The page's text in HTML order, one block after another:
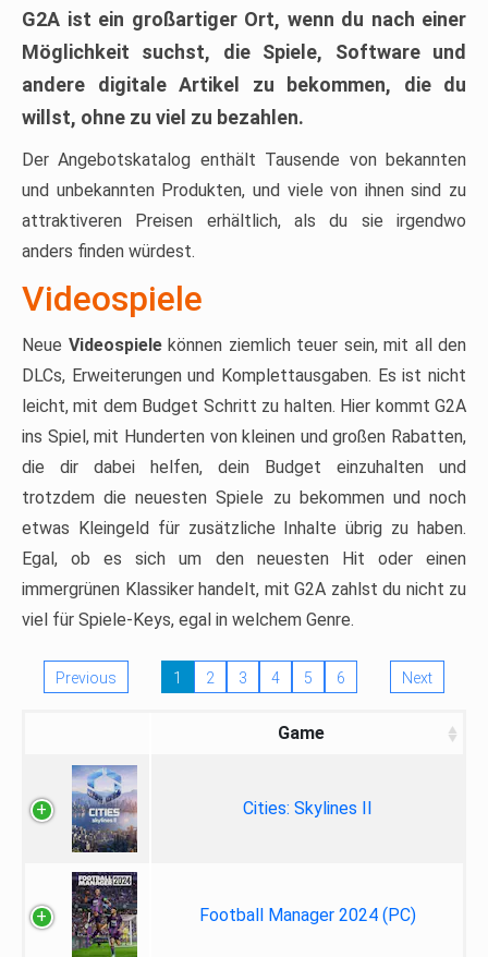
G2A ist ein großartiger Ort, wenn du nach einer
Möglichkeit suchst, die Spiele, Software und
andere digitale Artikel zu bekommen, die du
willst, ohne zu viel zu bezahlen.
Der Angebotskatalog enthält Tausende von bekannten
und unbekannten Produkten, und viele von ihnen sind zu
attraktiveren Preisen erhältlich, als du sie irgendwo
anders finden würdest.
Videospiele
Neue Videospielekönnen ziemlich teuer sein, mit all den
DLCs, Erweiterungen und Komplettausgaben. Es ist nicht
leicht, mit dem Budget Schritt zu halten. Hier kommt G2A
ins Spiel, mit Hunderten von kleinen und großen Rabatten,
die dir dabei helfen, dein Budget einzuhalten und
trotzdem die neuesten Spiele zu bekommen und noch
etwas Kleingeld für zusätzliche Inhalte übrig zu haben.
Egal, ob es sich um den neuesten Hit oder einen
immergrünen Klassiker handelt, mit G2A zahlst du nicht zu
viel für Spiele-Keys, egal in welchem Genre.
Previous 1 2 3 4 5 6 Next
Game
Cities: Skylines II
Football Manager 2024 (PC)